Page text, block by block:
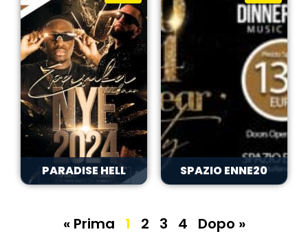
PARADISE HELL SPAZIO ENNE20
« Prima 1 2 3 4 Dopo »